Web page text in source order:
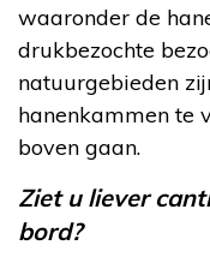
waaronder de
drukbezochte
natuurgebieden
hanenkammen te
boven gaan.
Ziet u liever
bord?